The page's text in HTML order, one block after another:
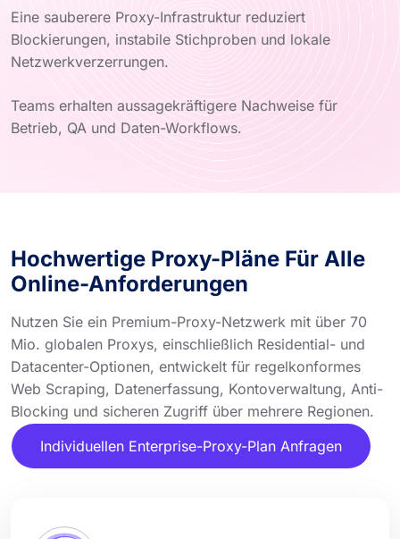
Eine sauberere Proxy-Infrastruktur reduziert
Blockierungen, instabile Stichproben und lokale
Netzwerkverzerrungen.
Teams erhalten aussagekräftigere Nachweise für
Betrieb, QA und Daten-Workflows.
Hochwertige Proxy-Pläne Für Alle
Online-Anforderungen
Nutzen Sie ein Premium-Proxy-Netzwerk mit über 70
Mio. globalen Proxys, einschließlich Residential- und
Datacenter-Optionen, entwickelt für regelkonformes
Web Scraping, Datenerfassung, Kontoverwaltung, Anti-
Blocking und sicheren Zugriff über mehrere Regionen.
Individuellen Enterprise-Proxy-Plan Anfragen